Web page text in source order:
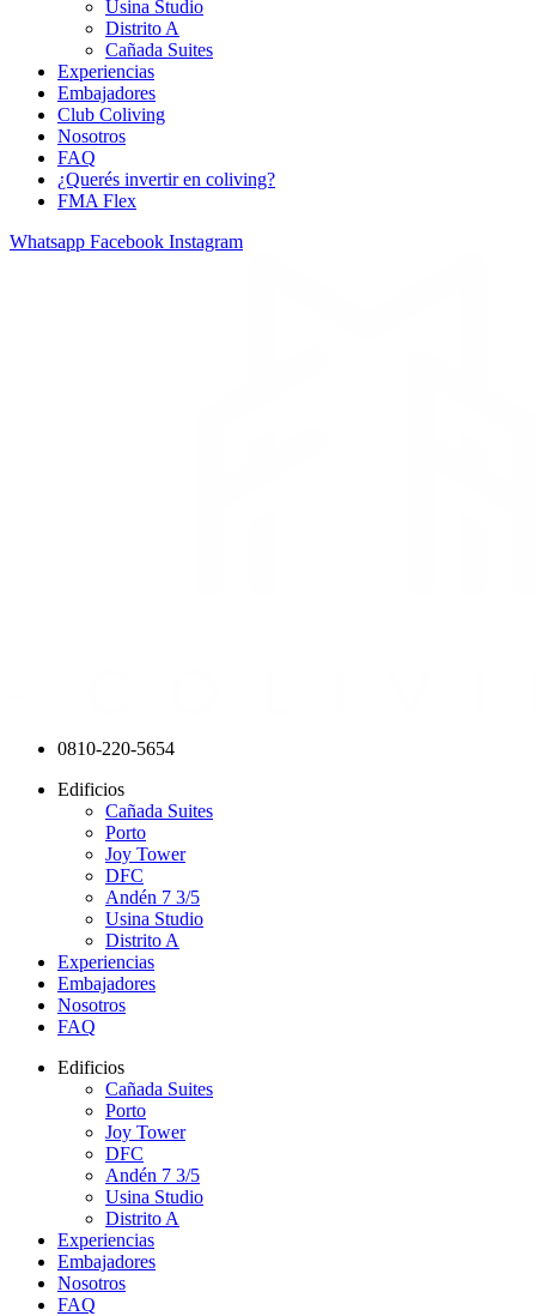
Usina Studio
Distrito A
Cañada Suites
Experiencias
Embajadores
Club Coliving
Nosotros
FAQ
¿Querés invertir en coliving?
FMA Flex
Whatsapp Facebook Instagram
0810-220-5654
Edificios
Cañada Suites
Porto
Joy Tower
DFC
Andén 7 3/5
Usina Studio
Distrito A
Experiencias
Embajadores
Nosotros
FAQ
Edificios
Cañada Suites
Porto
Joy Tower
DFC
Andén 7 3/5
Usina Studio
Distrito A
Experiencias
Embajadores
Nosotros
FAQ